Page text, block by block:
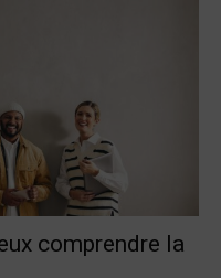
comprendre la